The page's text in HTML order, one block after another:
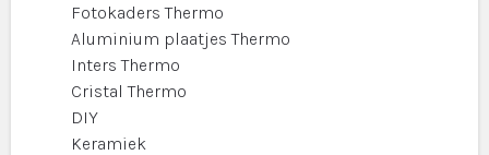
Fotokaders Thermo
Aluminium plaatjes Thermo
Inters Thermo
Cristal Thermo
DIY
Keramiek